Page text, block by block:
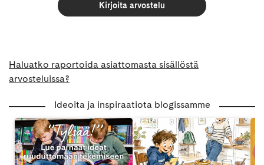
Kirjoita arvostelu
Haluatko raportoida asiattomasta sisällöstä
arvosteluissa?
Ideoita ja inspiraatiota blogissamme